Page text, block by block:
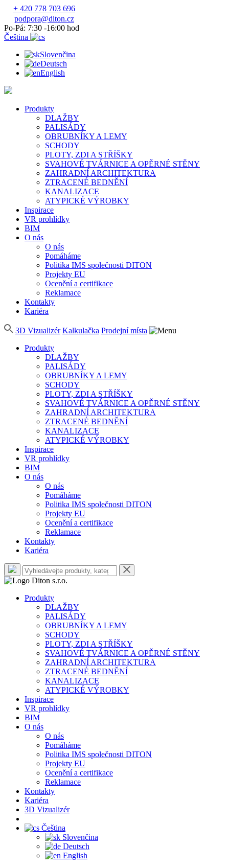
+ 420 778 703 696
podpora@diton.cz
Po-Pá: 7:30 -16:00 hod
Čeština
Slovenčina
Deutsch
English
Produkty
DLAŽBY
PALISÁDY
OBRUBNÍKY A LEMY
SCHODY
PLOTY, ZDI A STŘÍŠKY
SVAHOVÉ TVÁRNICE A OPĚRNÉ STĚNY
ZAHRADNÍ ARCHITEKTURA
ZTRACENÉ BEDNĚNÍ
KANALIZACE
ATYPICKÉ VÝROBKY
Inspirace
VR prohlídky
BIM
O nás
O nás
Pomáháme
Politika IMS společnosti DITON
Projekty EU
Ocenění a certifikace
Reklamace
Kontakty
Kariéra
3D Vizualizér Kalkulačka Prodejní místa
Produkty
DLAŽBY
PALISÁDY
OBRUBNÍKY A LEMY
SCHODY
PLOTY, ZDI A STŘÍŠKY
SVAHOVÉ TVÁRNICE A OPĚRNÉ STĚNY
ZAHRADNÍ ARCHITEKTURA
ZTRACENÉ BEDNĚNÍ
KANALIZACE
ATYPICKÉ VÝROBKY
Inspirace
VR prohlídky
BIM
O nás
O nás
Pomáháme
Politika IMS společnosti DITON
Projekty EU
Ocenění a certifikace
Reklamace
Kontakty
Kariéra
Produkty
DLAŽBY
PALISÁDY
OBRUBNÍKY A LEMY
SCHODY
PLOTY, ZDI A STŘÍŠKY
SVAHOVÉ TVÁRNICE A OPĚRNÉ STĚNY
ZAHRADNÍ ARCHITEKTURA
ZTRACENÉ BEDNĚNÍ
KANALIZACE
ATYPICKÉ VÝROBKY
Inspirace
VR prohlídky
BIM
O nás
O nás
Pomáháme
Politika IMS společnosti DITON
Projekty EU
Ocenění a certifikace
Reklamace
Kontakty
Kariéra
3D Vizualizér
Čeština
Slovenčina
Deutsch
English